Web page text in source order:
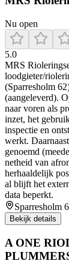
Nu open
5.0
MRS
loodgieter/
(Sparresholm
(aangeleverd).
naar voren als
inzet, het
inspectie en
werkt.
genoemd
netheid van
herhaaldelijk
al blijft het
data beperkt.
Sparresholm
Bekijk details
A ONE